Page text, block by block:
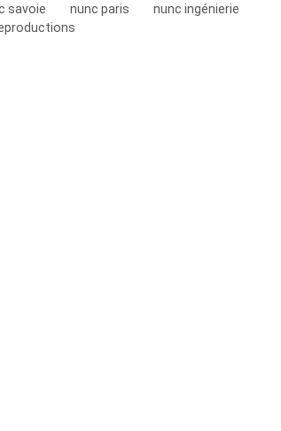
savoie nunc paris
nunc ingénierie